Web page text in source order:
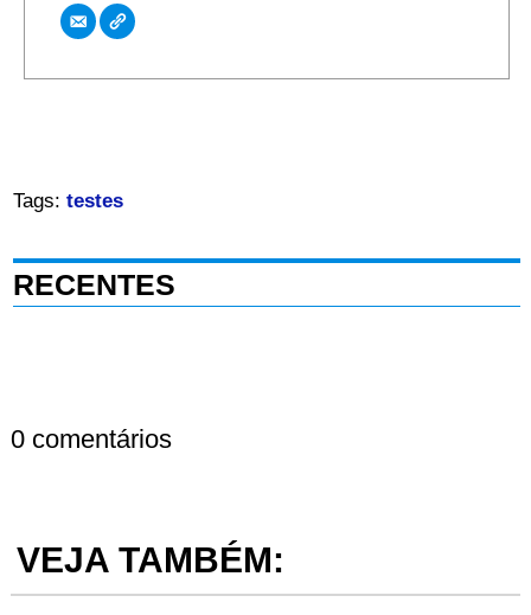
Tags: testes
RECENTES
0 comentários
VEJA TAMBÉM: